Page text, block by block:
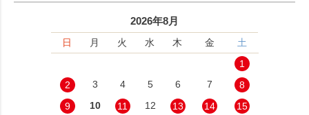
2026年8月
日 月 火 水 木 金
土
1
2
3 4 5 6 7
8
9
10 11 12 13 14
15